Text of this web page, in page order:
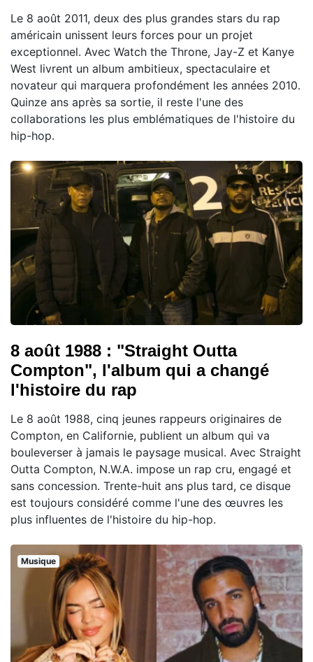
Le 8 août 2011, deux des plus grandes stars du rap
américain unissent leurs forces pour un projet
exceptionnel. Avec Watch the Throne, Jay-Z et Kanye
West livrent un album ambitieux, spectaculaire et
novateur qui marquera profondément les années 2010.
Quinze ans après sa sortie, il reste l'une des
collaborations les plus emblématiques de l'histoire du
hip-hop.
8 août 1988 : "Straight Outta
Compton", l'album qui a changé
l'histoire du rap
Le 8 août 1988, cinq jeunes rappeurs originaires de
Compton, en Californie, publient un album qui va
bouleverser à jamais le paysage musical. Avec Straight
Outta Compton, N.W.A. impose un rap cru, engagé et
sans concession. Trente-huit ans plus tard, ce disque
est toujours considéré comme l'une des œuvres les
plus influentes de l'histoire du hip-hop.
Musique